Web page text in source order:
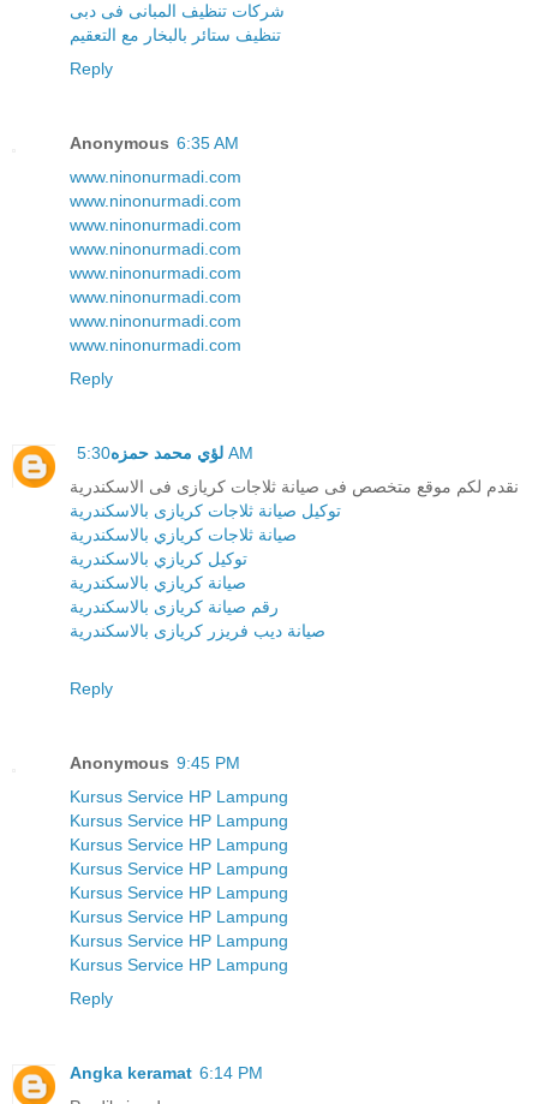
شركات تنظيف المبانى فى دبى
تنظيف ستائر بالبخار مع التعقيم
Reply
Anonymous 6:35 AM
www.ninonurmadi.com
www.ninonurmadi.com
www.ninonurmadi.com
www.ninonurmadi.com
www.ninonurmadi.com
www.ninonurmadi.com
www.ninonurmadi.com
www.ninonurmadi.com
Reply
لؤي محمد حمزه 5:30 AM
نقدم لكم موقع متخصص فى صيانة ثلاجات كريازى فى الاسكندرية
توكيل صيانة ثلاجات كريازى بالاسكندرية
صيانة ثلاجات كريازي بالاسكندرية
توكيل كريازي بالاسكندرية
صيانة كريازي بالاسكندرية
رقم صيانة كريازى بالاسكندرية
صيانة ديب فريزر كريازى بالاسكندرية
Reply
Anonymous 9:45 PM
Kursus Service HP Lampung
Kursus Service HP Lampung
Kursus Service HP Lampung
Kursus Service HP Lampung
Kursus Service HP Lampung
Kursus Service HP Lampung
Kursus Service HP Lampung
Kursus Service HP Lampung
Reply
Angka keramat 6:14 PM